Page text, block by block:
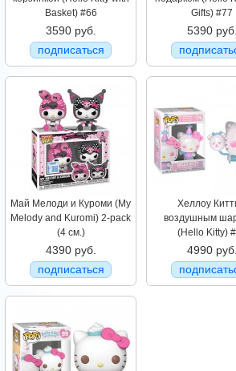
Basket) #66
3590 руб.
подписаться
Gifts) #77
5390 руб.
Май Мелоди и Куроми (My
Melody and Kuromi) 2-pack
(4 см.)
4390 руб.
подписаться
Хеллоу
воздушным
(Hello Kitty)
4990 руб.